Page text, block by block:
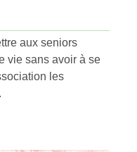
aux seniors
vie sans avoir à se
les